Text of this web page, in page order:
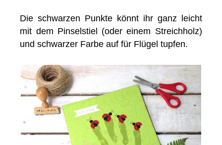
Die schwarzen Punkte könnt ihr ganz leicht
mit dem Pinselstiel (oder einem Streichholz)
und schwarzer Farbe auf für Flügel tupfen.